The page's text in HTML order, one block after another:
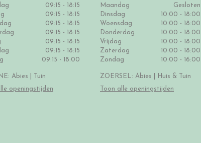
09:15 - 18:15
09:15 - 18:15
09:15 - 18:15
09:15 - 18:15
09:15 - 18:15
09:15 - 18:15
09:15 - 18:00
Abies | Tuin
openingstijden
Maandag
Gesloten
Dinsdag
10:00 - 18:00
Woensdag
10:00 - 18:00
Donderdag
10:00 - 18:00
Vrijdag
10:00 - 18:00
Zaterdag
10:00 - 18:00
Zondag
10:00 - 16:00
ZOERSEL: Abies | Huis & Tuin
Toon alle openingstijden